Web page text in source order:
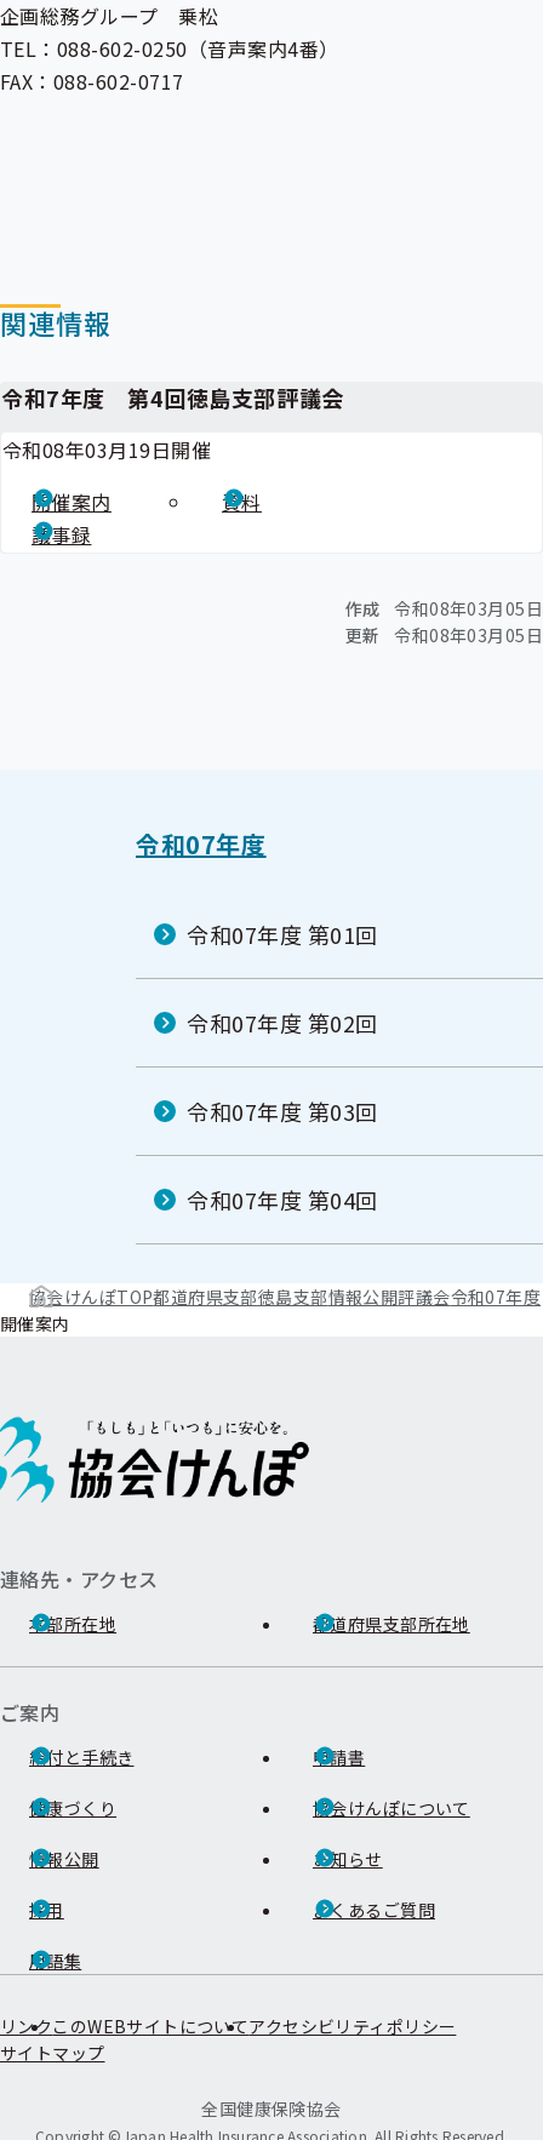
企画総務グループ 乗松
TEL：088-602-0250（音声案内4番）
FAX：088-602-0717
関連情報
令和7年度 第4回徳島支部評議会
令和08年03月19日開催
開催案内
資料
議事録
作成
令和08年03月05日
更新
令和08年03月05日
令和07年度
令和07年度 第01回
令和07年度 第02回
令和07年度 第03回
令和07年度 第04回
協会けんぽTOP都道府県支部徳島支部情報公開評議会令和07年度
開催案内
連絡先・アクセス
本部所在地 都道府県支部所在地
ご案内
給付と手続き 申請書
健康づくり 協会けんぽについて
情報公開 お知らせ
採用 よくあるご質問
用語集
リンク このWEBサイトについてアクセシビリティポリシー
サイトマップ
全国健康保険協会
Copyright ©Japan Health Insurance Association. All Rights Reserved.